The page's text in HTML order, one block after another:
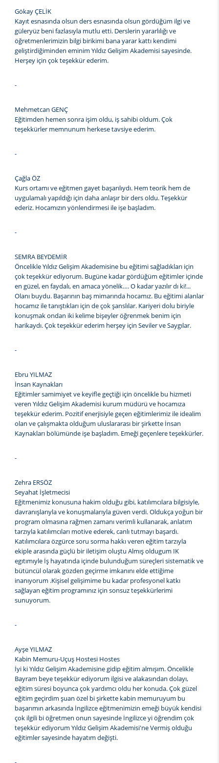
Gökay ÇELİK
Kayıt esnasında olsun ders esnasında olsun gördüğüm ilgi ve
güleryüz beni fazlasıyla mutlu etti. Derslerin yararlılığı ve
öğretmenlerimizin bilgi birikimi bana yarar kattı kendimi
geliştirdiğiminden eminim Yıldız Gelişim Akademisi sayesinde.
Herşey için çok teşekkür ederim.
-
Mehmetcan GENÇ
Eğitimden hemen sonra işim oldu, iş sahibi oldum. Çok
teşekkürler memnunum herkese tavsiye ederim.
-
Çağla ÖZ
Kurs ortamı ve eğitmen gayet başarılıydı. Hem teorik hem de
uygulamalı yapıldığı için daha anlaşır bir ders oldu. Teşekkür
ederiz. Hocamızın yönlendirmesi ile işe başladım.
-
SEMRA BEYDEMİR
Öncelikle Yıldız Gelişim Akademisine bu eğitimi sağladıkları için
çok teşekkür ediyorum. Bugüne kadar gördüğüm eğitimler içinde
en güzel, en faydalı, en amaca yönelik…. O kadar yazılır dı ki!...
Olanı buydu. Başarının baş mimarında hocamız. Bu eğitimi alanlar
hocamız ile tanıştıkları için de çok şanslılar. Kariyeri dolu biriyle
konuşmak ondan iki kelime bişeyler öğrenmek benim için
harikaydı. Çok teşekkür ederim herşey için Seviler ve Saygılar.
-
Ebru YILMAZ
İnsan Kaynakları
Eğitimler samimiyet ve keyifle geçtiği için öncelikle bu hizmeti
veren Yıldız Gelişim Akademisi kurum müdürü ve hocamıza
teşekkür ederim. Pozitif enerjisiyle geçen eğitimlerimiz ile idealim
olan ve çalışmakta olduğum uluslararası bir şirkette İnsan
Kaynakları bölümünde işe başladım. Emeği geçenlere teşekkürler.
-
Zehra ERSÖZ
Seyahat İşletmecisi
Eğitmenimiz konusuna hakim olduğu gibi, katılımcılara bilgisiyle,
davranışlarıyla ve konuşmalarıyla güven verdi. Oldukça yoğun bir
program olmasına rağmen zamanı verimli kullanarak, anlatım
tarzıyla katılımcıları motive ederek, canlı tutmayı başardı.
Katılımcılara özgürce soru sorma hakkı veren eğitim tarzıyla
ekiple arasında güçlü bir iletişim oluştu Almış oldugum IK
egıtımıyle İş hayatında içinde bulunduğum süreçleri sistematik ve
bütüncül olarak gözden geçirme imkanını elde ettiğime
inanıyorum .Kişisel gelişimime bu kadar profesyonel katkı
sağlayan eğitim programınız için sonsuz teşekkürlerimi
sunuyorum.
-
Ayşe YILMAZ
Kabin Memuru-Uçuş Hostesi Hostes
İyi ki Yıldız Gelişim Akademisine gidip eğitim almışım. Öncelikle
Bayram beye teşekkür ediyorum ilgisi ve alakasından dolayı,
eğitim süresi boyunca çok yardımcı oldu her konuda. Çok güzel
eğitim geçirdim şuan özel bi şirkette kabin memuruyum bu
başarımın arkasında İngilizce eğitmenimizin emeği büyük kendisi
çok ilgili bi öğretmen onun sayesinde İngilizce yi öğrendim çok
teşekkür ediyorum Yıldız Gelişim Akademisi'ne Vermiş olduğu
eğitimler sayesinde hayatım değişti.